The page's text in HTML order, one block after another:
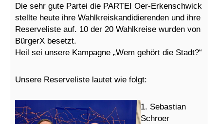
Die sehr gute Partei die PARTEI Oer-Erkenschwick
stellte heute ihre Wahlkreiskandidierenden und ihre
Reserveliste auf. 10 der 20 Wahlkreise wurden von
BürgerX besetzt.
Heil sei unsere Kampagne „Wem gehört die Stadt?“
Unsere Reserveliste lautet wie folgt:
1. Sebastian
Schroer